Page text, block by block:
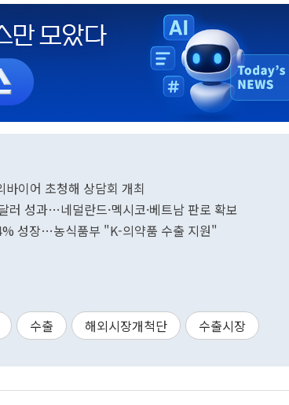
이어 초청해 상담회 개최
성과…네덜란드·멕시코·베트남 판로 확보
성장…농식품부 "K-의약품 수출 지원"
수출 해외시장개척단 수출시장